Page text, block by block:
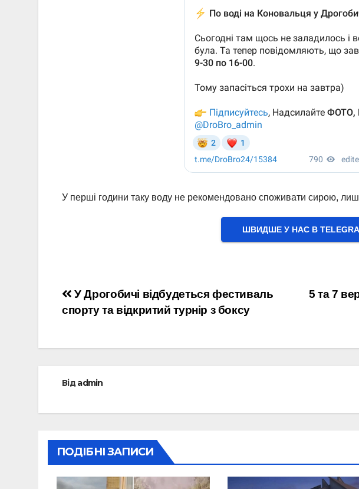
У перші години таку воду не рекомендовано споживати сирою,
ШВИДШЕ У НАС В
Навігація
записів
5 та 7
У Дрогобичі відбудеться фестиваль
спорту та відкритий турнір з боксу
Відadmin
ПОДІБНІ ЗАПИСИ